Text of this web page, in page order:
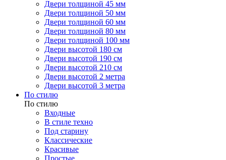
Двери толщиной 45 мм
Двери толщиной 50 мм
Двери толщиной 60 мм
Двери толщиной 80 мм
Двери толщиной 100 мм
Двери высотой 180 см
Двери высотой 190 см
Двери высотой 210 см
Двери высотой 2 метра
Двери высотой 3 метра
По стилю
По стилю
Входные
В стиле техно
Под старину
Классические
Красивые